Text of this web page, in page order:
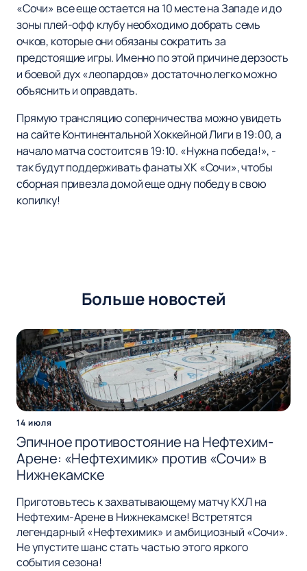
«Сочи» все еще остается на 10 месте на Западе и до
зоны плей-офф клубу необходимо добрать семь
очков, которые они обязаны сократить за
предстоящие игры. Именно по этой причине дерзость
и боевой дух «леопардов» достаточно легко можно
объяснить и оправдать.
Прямую трансляцию соперничества можно увидеть
на сайте Континентальной Хоккейной Лиги в 19:00, а
начало матча состоится в 19:10. «Нужна победа!», -
так будут поддерживать фанаты ХК «Сочи», чтобы
сборная привезла домой еще одну победу в свою
копилку!
Больше новостей
14 июля
Эпичное противостояние на Нефтехим-
Арене: «Нефтехимик» против «Сочи» в
Нижнекамске
Приготовьтесь к захватывающему матчу КХЛ на
Нефтехим-Арене в Нижнекамске! Встретятся
легендарный «Нефтехимик» и амбициозный «Сочи».
Не упустите шанс стать частью этого яркого
события сезона!